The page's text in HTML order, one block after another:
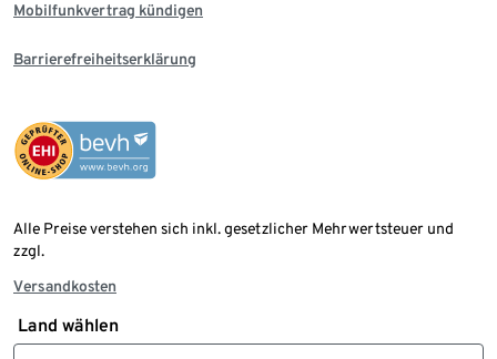
Mobilfunkvertrag kündigen
Barrierefreiheitserklärung
Alle Preise verstehen sich inkl. gesetzlicher Mehrwertsteuer und
zzgl.
Versandkosten
Land wählen